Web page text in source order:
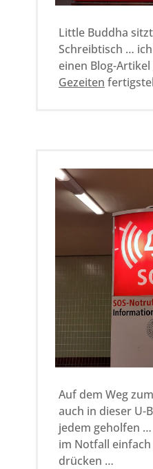
Little Buddha
Schreibtisch …
einen Blog-Artikel
Gezeiten
Auf dem Weg
auch in dieser U-
jedem geholfen
im Notfall
drücken …